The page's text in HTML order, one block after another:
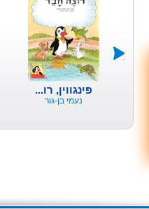
פינגווין, רו...
נעמי בן-גור